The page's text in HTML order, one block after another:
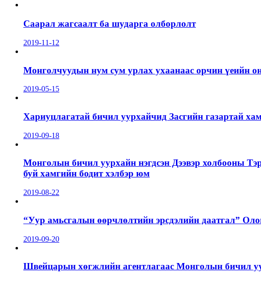
Саарал жагсаалт ба шударга олборлолт
2019-11-12
Монголчуудын нум сум урлах ухаанаас орчин үеийн
2019-05-15
Хариуцлагатай бичил уурхайчид Засгийн газартай
2019-09-18
Монголын бичил уурхайн нэгдсэн Дээвэр холбооны
буй хамгийн бодит хэлбэр юм
2019-08-22
“Уур амьсгалын өөрчлөлтийн эрсдэлийн даатгал”
2019-09-20
Швейцарын хөгжлийн агентлагаас Монголын бичил